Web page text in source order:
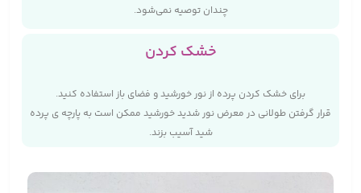
چندان توصیه نمی‌شود.
خشک کردن
برای خشک کردن پرده از نور خورشید و فضای باز استفاده کنید.
قرار گرفتن طولانی در معرض نور شدید خورشید ممکن است به پارچه‌ ی پرده
شید آسیب بزند.